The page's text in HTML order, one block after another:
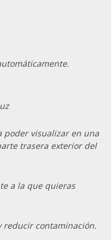
poder visualizar en una
trasera exterior del
a la que quieras
reducir contaminación.